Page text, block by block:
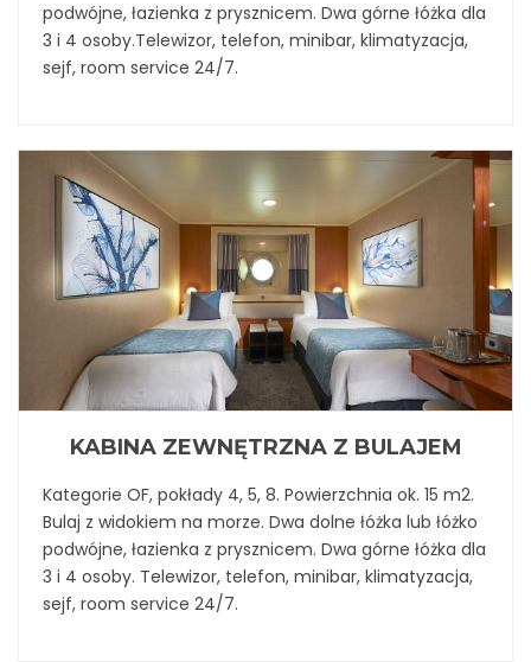
podwójne, łazienka z prysznicem. Dwa górne łóżka dla
3 i 4 osoby.Telewizor, telefon, minibar, klimatyzacja,
sejf, room service 24/7.
KABINA ZEWNĘTRZNA Z BULAJEM
Kategorie OF, pokłady 4, 5, 8. Powierzchnia ok. 15 m2.
Bulaj z widokiem na morze. Dwa dolne łóżka lub łóżko
podwójne, łazienka z prysznicem. Dwa górne łóżka dla
3 i 4 osoby. Telewizor, telefon, minibar, klimatyzacja,
sejf, room service 24/7.